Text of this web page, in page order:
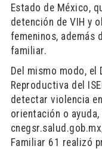
Estado de México,
detención de VIH y
femeninos, además
familiar.
Del mismo modo, el
Reproductiva del
detectar violencia
orientación o
Familiar 61 realizó